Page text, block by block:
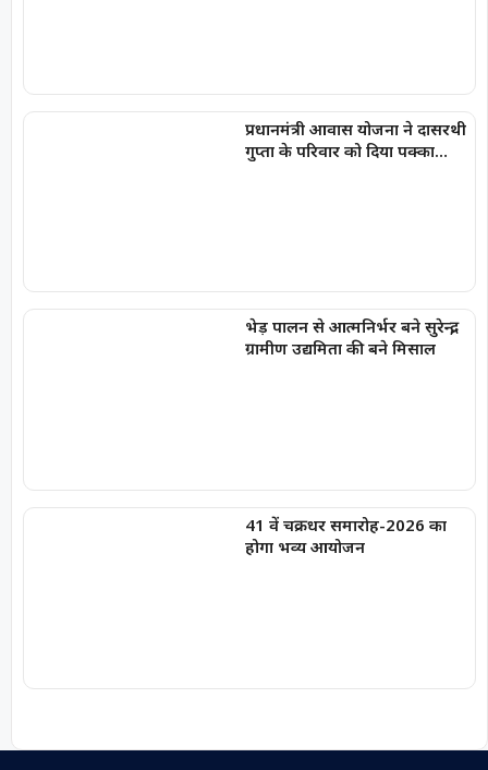
प्रधानमंत्री आवास योजना ने दासरथी
गुप्ता के परिवार को दिया पक्का
भेड़ पालन से आत्मनिर्भर बने सुरेन्द्र,
ग्रामीण उद्यमिता की बने मिसाल
41 वें चक्रधर समारोह-2026 का
होगा भव्य आयोजन